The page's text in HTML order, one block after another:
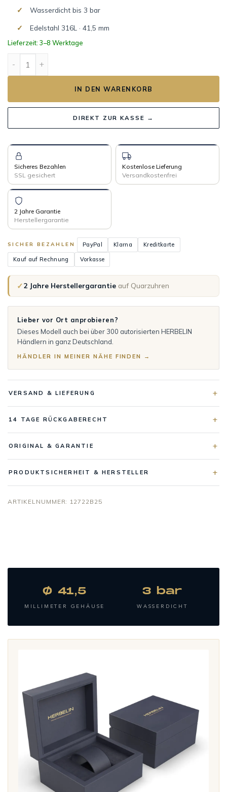
Wasserdicht bis 3 bar
Edelstahl 316L · 41,5 mm
Lieferzeit: 3–8 Werktage
IN DEN WARENKORB
DIREKT ZUR KASSE →
Sicheres Bezahlen
SSL gesichert
Kostenlose Lieferung
Versandkostenfrei
2 Jahre Garantie
Herstellergarantie
SICHER BEZAHLEN PayPal Klarna Kreditkarte
Kauf auf Rechnung Vorkasse
✓2 Jahre Herstellergarantie auf Quarzuhren
Lieber vor Ort anprobieren?
Dieses Modell auch bei über 300 autorisierten HERBELIN
Händlern in ganz Deutschland.
HÄNDLER IN MEINER NÄHE FINDEN →
VERSAND & LIEFERUNG
14 TAGE RÜCKGABERECHT
ORIGINAL & GARANTIE
PRODUKTSICHERHEIT & HERSTELLER
ARTIKELNUMMER: 12722B25
Ø 41,5
MILLIMETER GEHÄUSE
3 bar
WASSERDICHT